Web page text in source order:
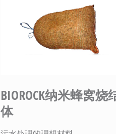
BIOROCK纳米蜂窝烧
体